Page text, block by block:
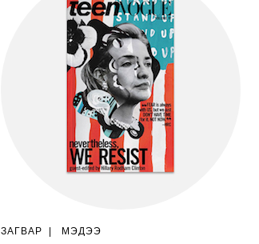
ЗАГВАР МЭДЭЭ